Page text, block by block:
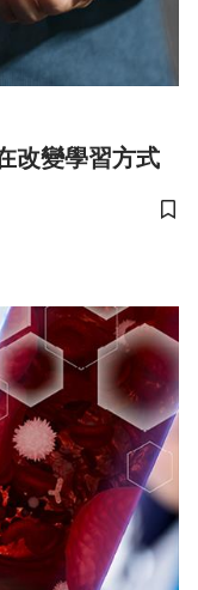
改變學習方式
儲